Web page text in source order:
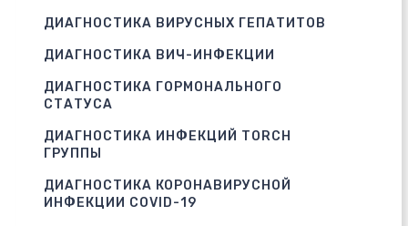
ДИАГНОСТИКА ВИРУСНЫХ ГЕПАТИТОВ
ДИАГНОСТИКА ВИЧ-ИНФЕКЦИИ
ДИАГНОСТИКА ГОРМОНАЛЬНОГО
СТАТУСА
ДИАГНОСТИКА ИНФЕКЦИЙ TORCH
ГРУППЫ
ДИАГНОСТИКА КОРОНАВИРУСНОЙ
ИНФЕКЦИИ COVID-19